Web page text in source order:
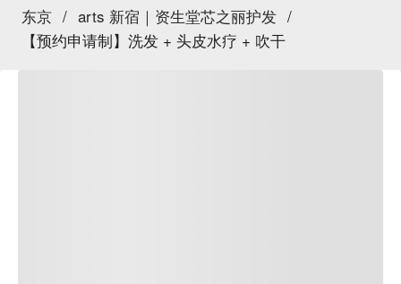
东京 / arts 新宿｜资生堂芯之丽护发 /
【预约申请制】洗发 + 头皮水疗 + 吹干